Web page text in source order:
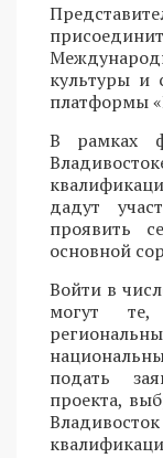
культуры и
платформы
В рамках
дадут
проявить
основной
Войти в
могут
подать
проекта,